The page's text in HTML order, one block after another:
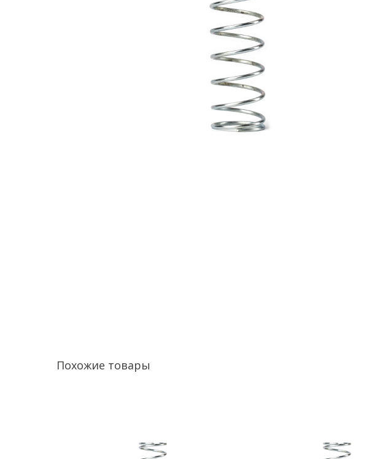
Похожие товары